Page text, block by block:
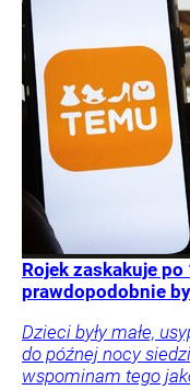
Rojek zaskakuje
prawdopodobnie
Dzieci były małe,
do późnej nocy
wspominam tego